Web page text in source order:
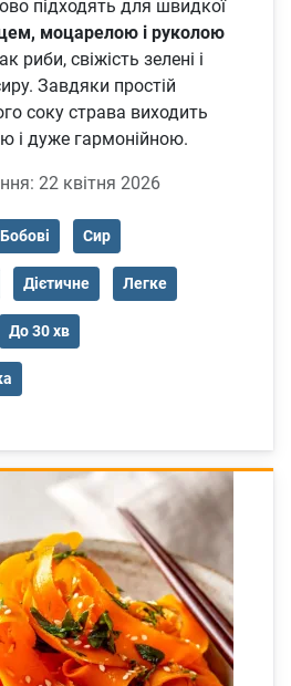
підходять для швидкої
моцарелою і руколою
риби, свіжість зелені і
Завдяки простій
соку страва виходить
і дуже гармонійною.
22 квітня 2026
Бобові Сир
Дієтичне Легке
До 30 хв